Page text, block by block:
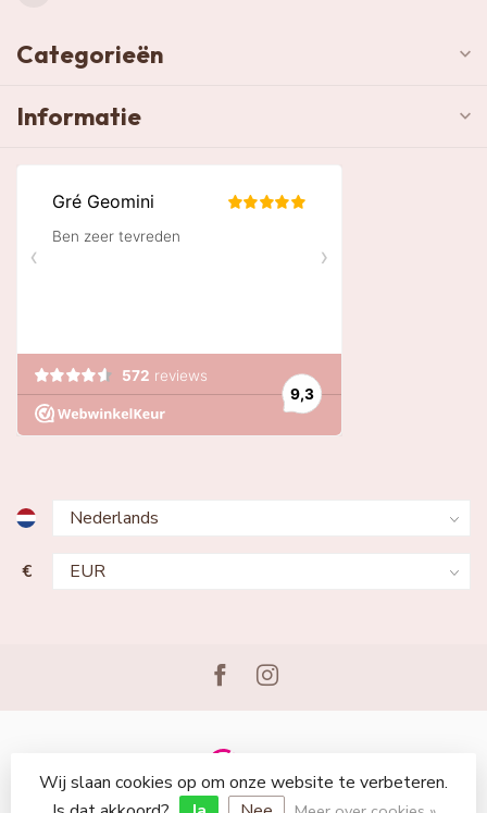
Categorieën
Informatie
€
Wij slaan cookies op om onze website te verbeteren.